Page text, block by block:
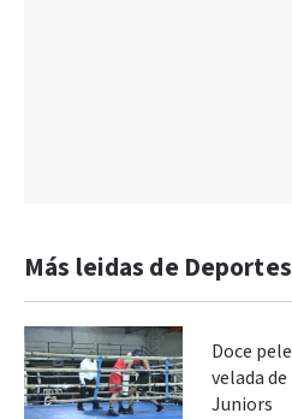
Más leidas de Deportes
Doce
velada
Juniors